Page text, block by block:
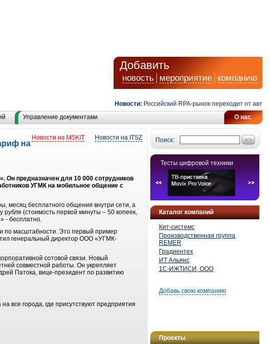
Добавить
новость мероприятие компанию
Новости: Российский RPA-рынок переходит от
О нас
Управление документами
Поиск:
Тесты цифровой техники
Каталог компаний
Кит-системс
Производственная группа
REMER
Градиентех
ИТ Альянс
1С-ИЖТИСИ, ООО
Добавь свою компанию
Проекты
Новости на ITSZ
Новости на MSKIT
на
Он предназначен для 10 000 сотрудников
УГМК на мобильное общение с
месяц бесплатного общения внутри сети, а
рубля (стоимость первой минуты – 50 копеек,
- бесплатно.
по масштабности. Это первый пример
генеральный директор ООО «УГМК-
сотовой связи. Новый
совместной работы. Он укрепляет
Патока, вице-президент по развитию
все города, где присутствуют предприятия